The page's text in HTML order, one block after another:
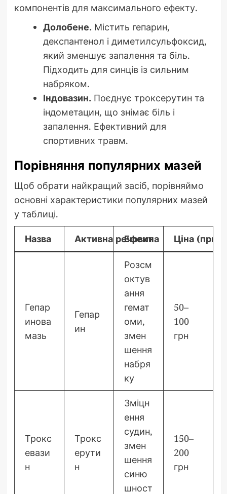
компонентів для максимального ефекту.
Долобене. Містить гепарин,
декспантенол і диметилсульфоксид,
який зменшує запалення та біль.
Підходить для синців із сильним
набряком.
Індовазин. Поєднує троксерутин та
індометацин, що знімає біль і
запалення. Ефективний для
спортивних травм.
Порівняння популярних мазей
Щоб обрати найкращий засіб, порівняймо
основні характеристики популярних мазей
у таблиці.
Назва Активна речовина
Ефект Ціна
Гепар
инова
мазь
Гепар
ин
Розсм
октув
ання
гемат
оми,
змен
шення
набря
ку
50–
100
грн
Трокс
евази
н
Трокс
ерути
н
Зміцн
ення
судин,
змен
шення
синю
шност
150–
200
грн